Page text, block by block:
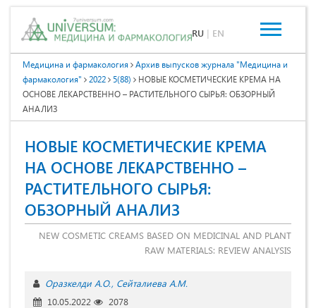
RU | EN
Медицина и фармакология
Архив выпусков журнала "Медицина и
фармакология"
2022 5(88)
НОВЫЕ КОСМЕТИЧЕСКИЕ КРЕМА НА
ОСНОВЕ ЛЕКАРСТВЕННО – РАСТИТЕЛЬНОГО СЫРЬЯ: ОБЗОРНЫЙ
АНАЛИЗ
НОВЫЕ КОСМЕТИЧЕСКИЕ КРЕМА
НА ОСНОВЕ ЛЕКАРСТВЕННО –
РАСТИТЕЛЬНОГО СЫРЬЯ:
ОБЗОРНЫЙ АНАЛИЗ
NEW COSMETIC CREAMS BASED ON MEDICINAL AND PLANT
RAW MATERIALS: REVIEW ANALYSIS
Оразкелди А.О. Сейталиева А.М.
10.05.2022
2078